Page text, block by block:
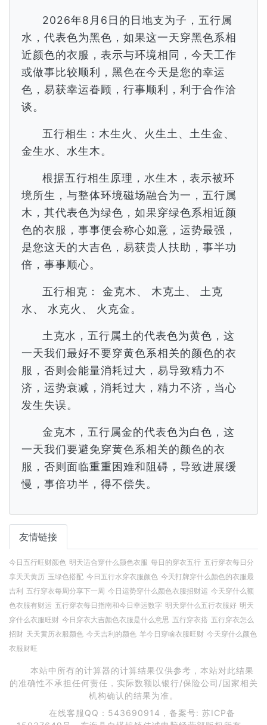
2026年8月6日的日地支为子，五行属
水，代表色为黑色，如果这一天穿黑色系相
近颜色的衣服，表示与环境相同，今天工作
或做事比较顺利，黑色在今天是您的幸运
色，易获幸运眷顾，行事顺利，利于合作洽
谈。
五行相生：木生火、火生土、土生金、
金生水、水生木。
根据五行相生原理，水生木，表示被环
境所生，与整体环境磁场融合为一，五行属
木，其代表色为绿色，如果穿绿色系相近颜
色的衣服，事事便会称心如意，运势最强，
是您这天的大吉色，易获贵人扶助，事半功
倍，事事顺心。
五行相克： 金克木、 木克土、 土克
水、 水克火、 火克金。
土克水，五行属土的代表色为黄色，这
一天我们最好不要穿黄色系相关的颜色的衣
服，否则会能量消耗过大，易导致精力不
济，运势衰减，消耗过大，精力不济，当心
发生失误。
金克木，五行属金的代表色为白色，这
一天我们要避免穿黄色系相关的颜色的衣
服，否则面临重重困难和阻碍，导致进展缓
慢，事倍功半，得不偿失。
友情链接
今日五行旺财颜色 明天适合穿什么颜色衣服 每日的穿衣五行 五行穿衣每日分
享天天黄历 玉绿色搭配 今日五行水穿衣服颜色 今天打牌穿什么颜色的衣服最
吉利 五行穿衣每周分享下一周 今日运势穿什么颜色衣服招财运 今天穿什么额
色衣服有财运 五行穿衣每日指南和今日幸运数字 明天穿什么五行衣服好 明天
穿什么衣服旺财 今日穿衣大吉颜色衣服是什么意思 五行穿衣搭 五行穿衣怎么
招财 天天黄历衣服颜色 今天吉利的颜色 羊今日穿啥衣服旺财 今天穿什么颜色
衣服财旺
本站中所有的计算器的计算结果仅供参考，本站对此结果
的准确性不承担任何责任，实际数额以银行/保险公司/国家相关
机构确认的结果为准。
在线客服QQ：543690914，备案号: 苏ICP备